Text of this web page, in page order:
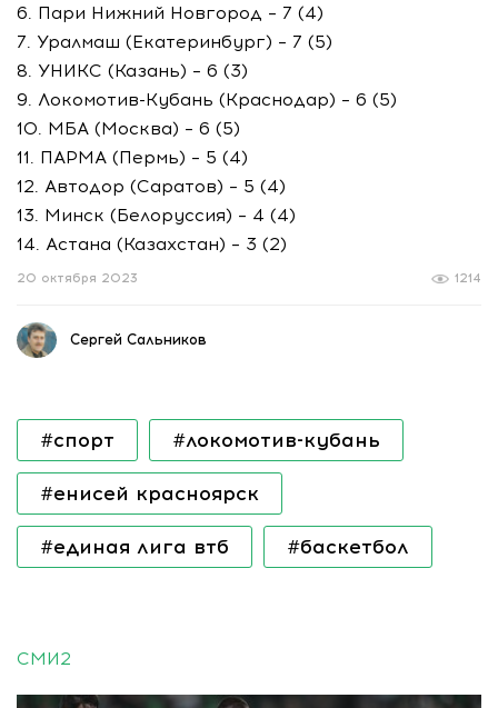
6. Пари Нижний Новгород – 7 (4)
7. Уралмаш (Екатеринбург) – 7 (5)
8. УНИКС (Казань) – 6 (3)
9. Локомотив-Кубань (Краснодар) – 6 (5)
10. МБА (Москва) – 6 (5)
11. ПАРМА (Пермь) – 5 (4)
12. Автодор (Саратов) – 5 (4)
13. Минск (Белоруссия) – 4 (4)
14. Астана (Казахстан) – 3 (2)
1214
20 октября 2023
Сергей Сальников
#спорт #локомотив-кубань
#енисей красноярск
#единая лига втб #баскетбол
СМИ2